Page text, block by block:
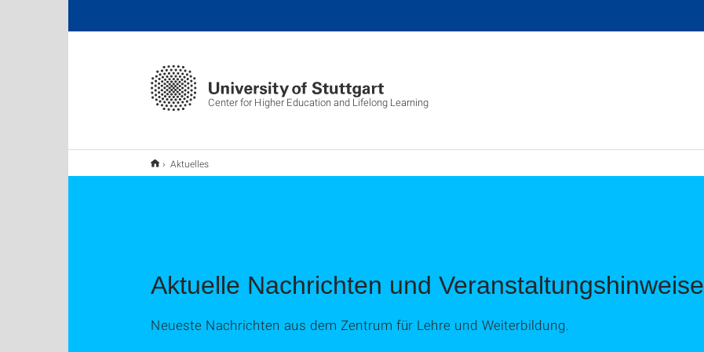
Center for Higher Education and Lifelong Learning
Aktuelles
Aktuelle Nachrichten und Veranstaltungshinweise
Neueste Nachrichten aus dem Zentrum für Lehre und Weiterbildung.